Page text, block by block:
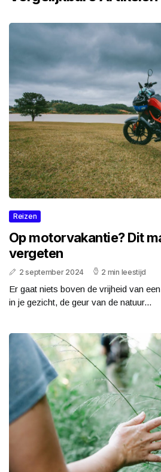
Reizen
Op motorvakantie? Dit
vergeten
2 september 2024 2 min leestijd
Er gaat niets boven de vrijheid van
in je gezicht, de geur van de natuur...